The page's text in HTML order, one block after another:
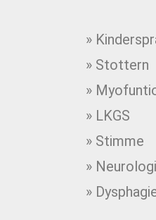
»
» Stottern
»
» LKGS
» Stimme
»
»